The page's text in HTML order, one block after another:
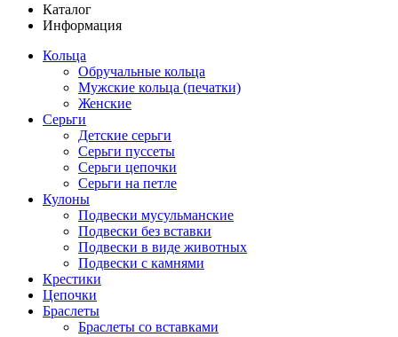
Каталог
Информация
Кольца
Обручальные кольца
Мужские кольца (печатки)
Женские
Серьги
Детские серьги
Серьги пуссеты
Серьги цепочки
Серьги на петле
Кулоны
Подвески мусульманские
Подвески без вставки
Подвески в виде животных
Подвески с камнями
Крестики
Цепочки
Браслеты
Браслеты со вставками